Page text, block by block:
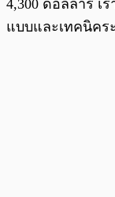
4,300 ดอลลาร์ เ
แบบและเทคนิคร